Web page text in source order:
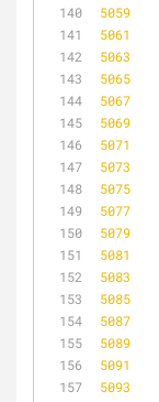
5059
5061
5063
5065
5067
5069
5071
5073
5075
5077
5079
5081
5083
5085
5087
5089
5091
5093